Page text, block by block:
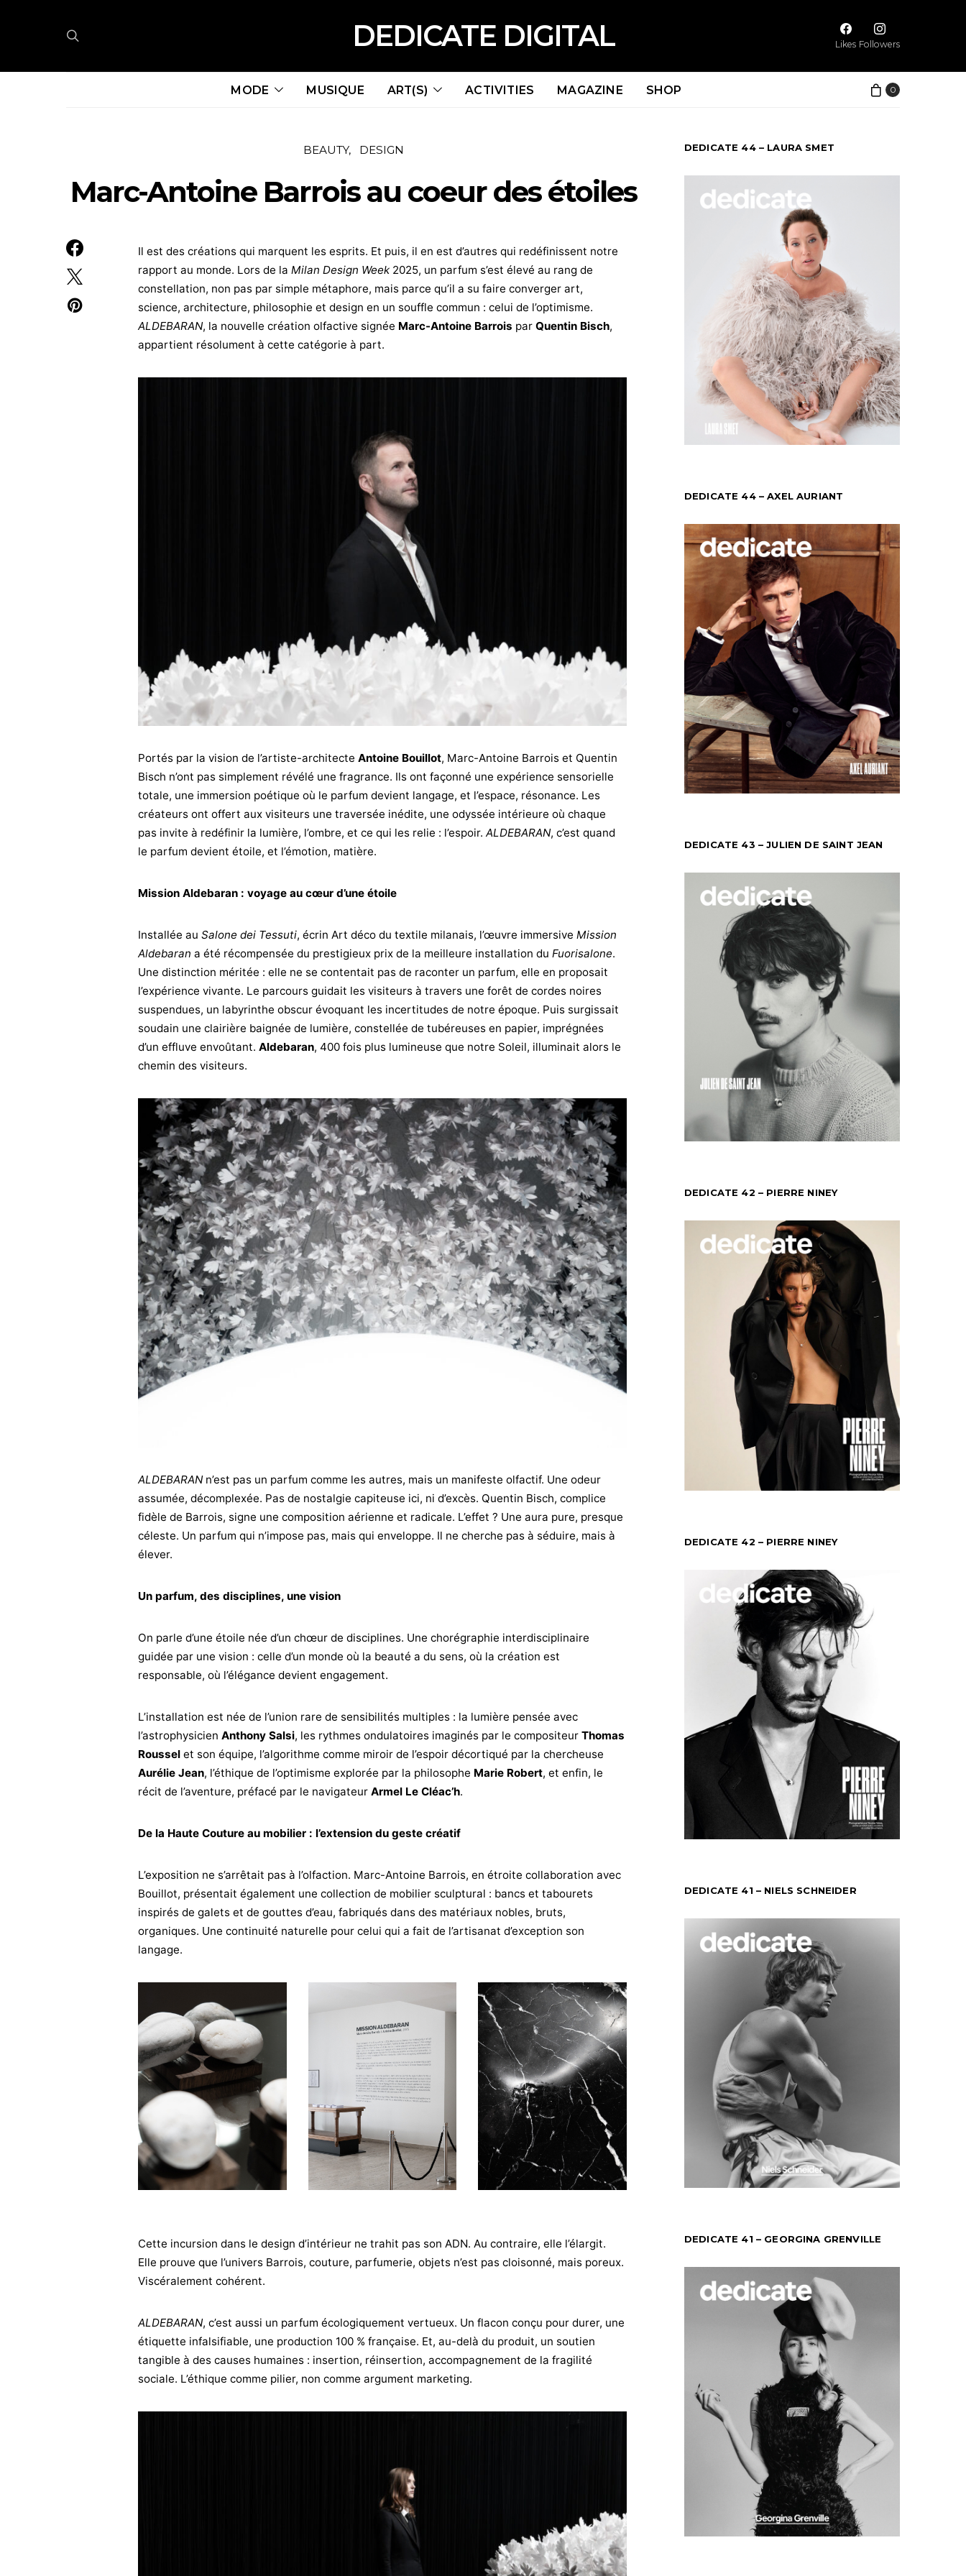
DEDICATE DIGITAL Likes Followers
MODE MUSIQUE ART(S) ACTIVITIES MAGAZINE SHOP 0
BEAUTY DESIGN
Marc-Antoine Barrois au coeur des étoiles
Il est des créations qui marquent les esprits. Et puis, il en est d’autres qui redéfinissent notre
rapport au monde. Lors de la Milan Design Week 2025, un parfum s’est élevé au rang de
constellation, non pas par simple métaphore, mais parce qu’il a su faire converger art,
science, architecture, philosophie et design en un souffle commun : celui de l’optimisme.
ALDEBARAN, la nouvelle création olfactive signée Marc-Antoine Barrois par Quentin Bisch,
appartient résolument à cette catégorie à part.
Portés par la vision de l’artiste-architecte Antoine Bouillot, Marc-Antoine Barrois et Quentin
Bisch n’ont pas simplement révélé une fragrance. Ils ont façonné une expérience sensorielle
totale, une immersion poétique où le parfum devient langage, et l’espace, résonance. Les
créateurs ont offert aux visiteurs une traversée inédite, une odyssée intérieure où chaque
pas invite à redéfinir la lumière, l’ombre, et ce qui les relie : l’espoir. ALDEBARAN, c’est quand
le parfum devient étoile, et l’émotion, matière.
Mission Aldebaran : voyage au cœur d’une étoile
Installée au Salone dei Tessuti, écrin Art déco du textile milanais, l’œuvre immersive Mission
Aldebaran a été récompensée du prestigieux prix de la meilleure installation du Fuorisalone.
Une distinction méritée : elle ne se contentait pas de raconter un parfum, elle en proposait
l’expérience vivante. Le parcours guidait les visiteurs à travers une forêt de cordes noires
suspendues, un labyrinthe obscur évoquant les incertitudes de notre époque. Puis surgissait
soudain une clairière baignée de lumière, constellée de tubéreuses en papier, imprégnées
d’un effluve envoûtant. Aldebaran, 400 fois plus lumineuse que notre Soleil, illuminait alors le
chemin des visiteurs.
ALDEBARANn’est pas un parfum comme les autres, mais un manifeste olfactif. Une odeur
assumée, décomplexée. Pas de nostalgie capiteuse ici, ni d’excès. Quentin Bisch, complice
fidèle de Barrois, signe une composition aérienne et radicale. L’effet ? Une aura pure, presque
céleste. Un parfum qui n’impose pas, mais qui enveloppe. Il ne cherche pas à séduire, mais à
élever.
Un parfum, des disciplines, une vision
On parle d’une étoile née d’un chœur de disciplines. Une chorégraphie interdisciplinaire
guidée par une vision : celle d’un monde où la beauté a du sens, où la création est
responsable, où l’élégance devient engagement.
L’installation est née de l’union rare de sensibilités multiples : la lumière pensée avec
l’astrophysicien Anthony Salsi, les rythmes ondulatoires imaginés par le compositeur Thomas
Roussel et son équipe, l’algorithme comme miroir de l’espoir décortiqué par la chercheuse
Aurélie Jean, l’éthique de l’optimisme explorée par la philosophe Marie Robert, et enfin, le
récit de l’aventure, préfacé par le navigateur Armel Le Cléac’h.
De la Haute Couture au mobilier : l’extension du geste créatif
L’exposition ne s’arrêtait pas à l’olfaction. Marc-Antoine Barrois, en étroite collaboration avec
Bouillot, présentait également une collection de mobilier sculptural : bancs et tabourets
inspirés de galets et de gouttes d’eau, fabriqués dans des matériaux nobles, bruts,
organiques. Une continuité naturelle pour celui qui a fait de l’artisanat d’exception son
langage.
Cette incursion dans le design d’intérieur ne trahit pas son ADN. Au contraire, elle l’élargit.
Elle prouve que l’univers Barrois, couture, parfumerie, objets n’est pas cloisonné, mais poreux.
Viscéralement cohérent.
ALDEBARAN, c’est aussi un parfum écologiquement vertueux. Un flacon conçu pour durer, une
étiquette infalsifiable, une production 100 % française. Et, au-delà du produit, un soutien
tangible à des causes humaines : insertion, réinsertion, accompagnement de la fragilité
sociale. L’éthique comme pilier, non comme argument marketing.
DEDICATE 44 – LAURA SMET
DEDICATE 44 – AXEL AURIANT
DEDICATE 43 – JULIEN DE SAINT JEAN
DEDICATE 42 – PIERRE NINEY
DEDICATE 42 – PIERRE NINEY
DEDICATE 41 – NIELS SCHNEIDER
DEDICATE 41 – GEORGINA GRENVILLE